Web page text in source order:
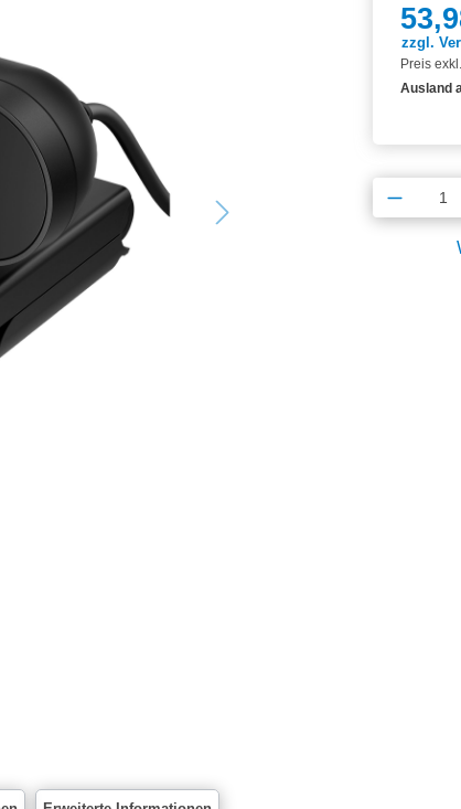
zzgl.
Preis
Ausland